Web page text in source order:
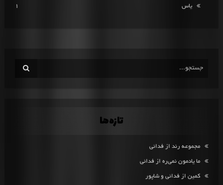
یاس 1
تازه‌ها
مجموعه رند از فدائی
ما یادمون نمی‌ره از فدائی
کمین از فدائی و شاپور